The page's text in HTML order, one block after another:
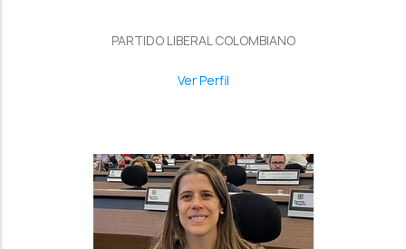
PARTIDO LIBERAL COLOMBIANO
Ver Perfil